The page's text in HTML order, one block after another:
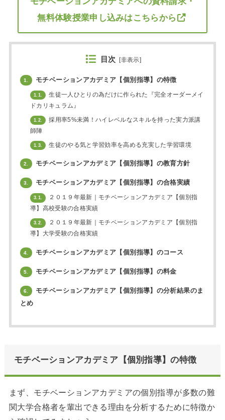
無料体験授業申し込みはこちらから
目次 [非表示]
1. モチベーションアカデミア【個別指導】の特徴
1.1.
生徒一人ひとりの為だけに作られた『完全オーダーメイ
ドカリキュラム』
1.2.
採用率5%未満！ハイレベルなスキルを持った実力派講
師陣
1.3. 生徒のやる気と学習効率を高める充実した学習環境
2. モチベーションアカデミア【個別指導】の教育方針
3. モチベーションアカデミア【個別指導】の合格実績
3.1.
２０１９年最新｜モチベーションアカデミア【個別指
導】高校受験の合格実績
3.2.
２０１９年最新｜モチベーションアカデミア【個別指
導】大学受験の合格実績
4. モチベーションアカデミア【個別指導】のコース
5. モチベーションアカデミア【個別指導】の料金
6.
モチベーションアカデミア【個別指導】の分析結果のま
とめ
モチベーションアカデミア【個別指導】の特徴
まず、モチベーションアカデミアの個別指導が多数の難
関大学合格者を輩出できる理由を分析するために特徴か